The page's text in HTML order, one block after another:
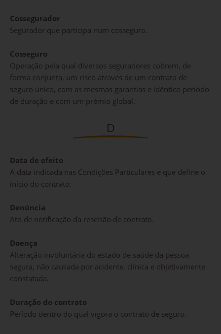
Cossegurador
Segurador que participa num cosseguro.
Cosseguro
Operação pela qual diversos seguradores cobrem, de
forma conjunta, um risco através de um contrato de
seguro único, com as mesmas garantias e idêntico período
de duração e com um prémio global.
D
Data de efeito
A data indicada nas Condições Particulares e que define o
início do contrato.
Denúncia
Ato de notificação da rescisão de contrato.
Doença
Alteração involuntária do estado de saúde da pessoa
segura, não causada por acidente, clínica e objetivamente
constatada.
Duração do contrato
Período dentro do qual vigora o contrato de seguro.